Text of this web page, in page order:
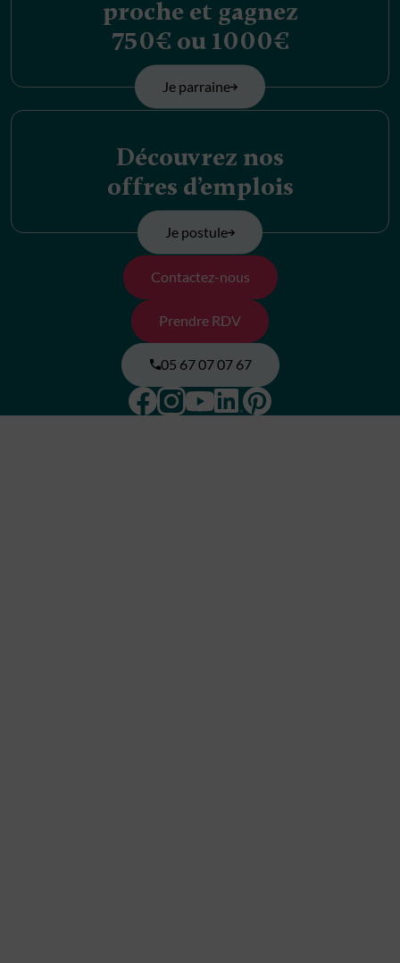
proche et gagnez
750€ ou 1000€
Je parraine
Découvrez nos
offres d’emplois
Je postule
Contactez-nous
Prendre RDV
05 67 07 07 67
FacebookInstagram
YoutubeLinkedinPinterest